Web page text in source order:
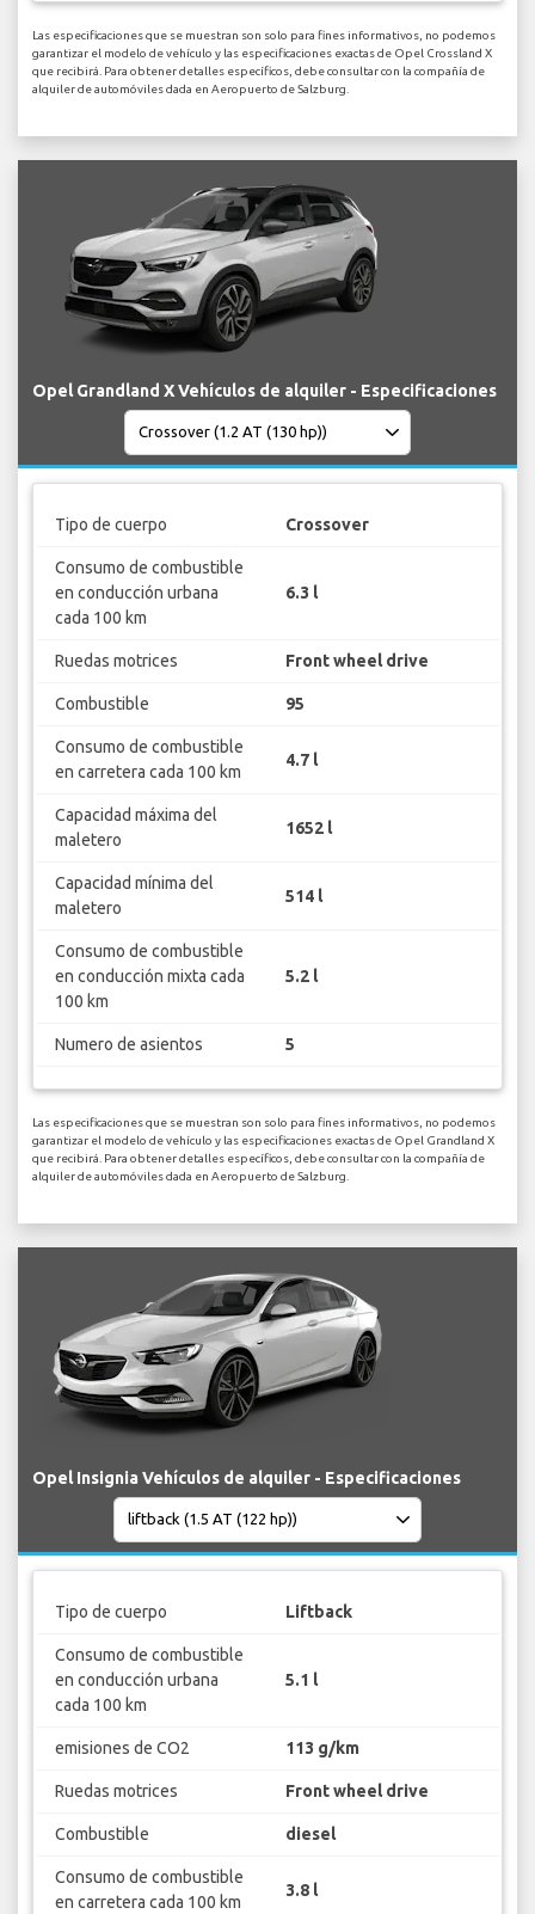
Las especificaciones que se muestran son solo para fines informativos, no podemos
garantizar el modelo de vehículo y las especificaciones exactas de Opel Crossland X
que recibirá. Para obtener detalles específicos, debe consultar con la compañía de
alquiler de automóviles dada en Aeropuerto de Salzburg.
Opel Grandland X Vehículos de alquiler - Especificaciones
Tipo de cuerpo Crossover
Consumo de combustible
en conducción urbana
cada 100 km
6.3 l
Ruedas motrices Front wheel drive
Combustible 95
Consumo de combustible
en carretera cada 100 km
4.7 l
Capacidad máxima del
maletero
1652 l
Capacidad mínima del
maletero
514 l
Consumo de combustible
en conducción mixta cada
100 km
5.2 l
Numero de asientos 5
Las especificaciones que se muestran son solo para fines informativos, no podemos
garantizar el modelo de vehículo y las especificaciones exactas de Opel Grandland X
que recibirá. Para obtener detalles específicos, debe consultar con la compañía de
alquiler de automóviles dada en Aeropuerto de Salzburg.
Opel Insignia Vehículos de alquiler - Especificaciones
Tipo de cuerpo Liftback
Consumo de combustible
en conducción urbana
cada 100 km
5.1 l
emisiones de CO2 113 g/km
Ruedas motrices Front wheel drive
Combustible diesel
Consumo de combustible
en carretera cada 100 km
3.8 l